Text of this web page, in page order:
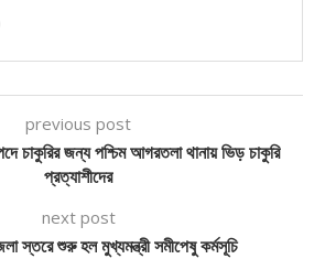
previous post
চাকুরির জন্য পশ্চিম আগরতলা থানায় ভিড় চাকুরি
প্রত্যাশীদের
next post
স্তরে শুরু হল মুখ্যমন্ত্রী সমীপেষু কর্মসূচি